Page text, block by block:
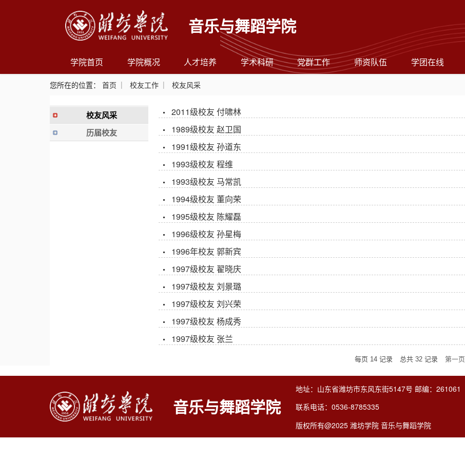
音乐与舞蹈学院
学院首页 学院概况 人才培养 学术科研 党群工作 师资队伍 学团在线
您所在的位置： 首页 校友工作 校友风采
校友风采
历届校友
2011级校友 付啸林
1989级校友 赵卫国
1991级校友 孙道东
1993级校友 程维
1993级校友 马常凯
1994级校友 董向荣
1995级校友 陈耀磊
1996级校友 孙星梅
1996年校友 郭新宾
1997级校友 翟晓庆
1997级校友 刘景璐
1997级校友 刘兴荣
1997级校友 杨成秀
1997级校友 张兰
每页 14记录 总共 32记录 第一页
音乐与舞蹈学院
地址：山东省潍坊市东风东街5147号 邮编：261061
联系电话：0536-8785335
版权所有@2025 潍坊学院 音乐与舞蹈学院